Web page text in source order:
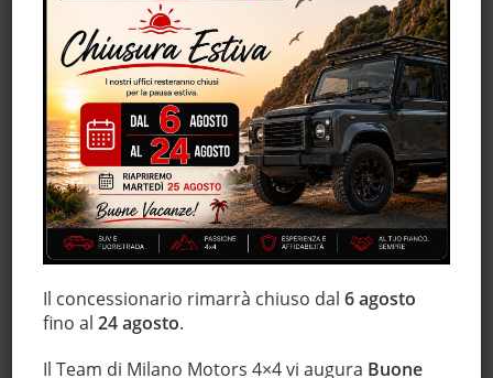
Frenata d'emergenza assistita
Freno di stazionamento elettrico
Hill holder
Immobilizzatore elettronico
Interni in pelle
Isofix
Lettore CD
Leve al volante
Monitoraggio pressione pneumatici
MP3
Regolazione elettrica sedili
Schermo multifunzione interamente digitale
Il concessionario rimarrà chiuso dal6 agosto
fino al24 agosto.
Il Team di Milano Motors 4×4 vi augura Buone